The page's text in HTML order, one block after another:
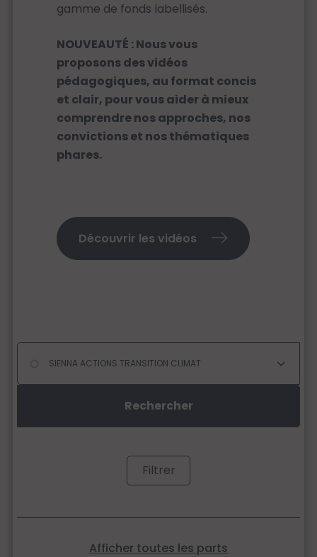
gamme de fonds labellisés.
NOUVEAUTÉ : Nous vous
proposons des vidéos
pédagogiques, au format concis
et clair, pour vous aider à mieux
comprendre nos approches, nos
convictions et nos thématiques
phares.
Découvrir les vidéos
Filtrer
Afficher toutes les parts